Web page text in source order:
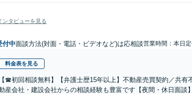
ンタビューを見る
付中面談方法(対面・電話・ビデオなど)は応相談営業時間：本日定
料金表を見る
☎︎初回相談無料】【弁護士歴15年以上】不動産売買契約／共有
産会社・建設会社からの相談経験も豊富です【夜間・休日面談